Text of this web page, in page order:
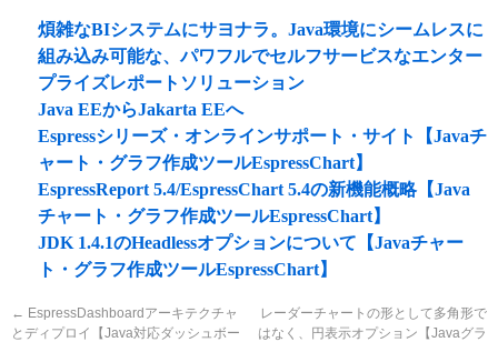
煩雑なBIシステムにサヨナラ。Java環境にシームレスに
組み込み可能な、パワフルでセルフサービスなエンター
プライズレポートソリューション
Java EEからJakarta EEへ
Espressシリーズ・オンラインサポート・サイト【Javaチ
ャート・グラフ作成ツールEspressChart】
EspressReport 5.4/EspressChart 5.4の新機能概略【Java
チャート・グラフ作成ツールEspressChart】
JDK 1.4.1のHeadlessオプションについて【Javaチャー
ト・グラフ作成ツールEspressChart】
← EspressDashboardアーキテクチャ
とディプロイ【Java対応ダッシュボー
レーダーチャートの形として多角形で
はなく、円表示オプション【Javaグラ